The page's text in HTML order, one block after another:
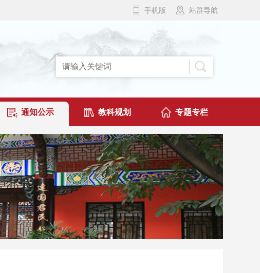
手机版 站群导航
通知公示 教科规划 专题专栏